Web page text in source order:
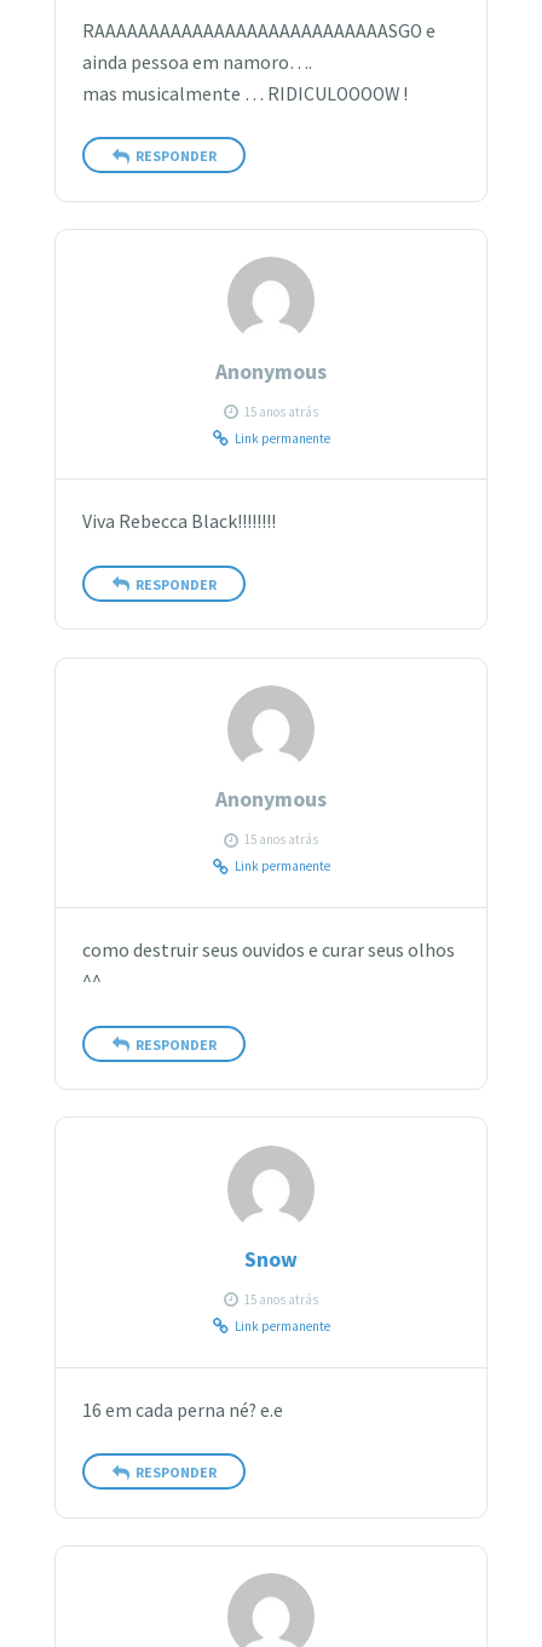
RAAAAAAAAAAAAAAAAAAAAAAAAAAASGO e
ainda pessoa em namoro….
mas musicalmente … RIDICULOOOOW !
RESPONDER
Anonymous
15 anos atrás
Link permanente
Viva Rebecca Black!!!!!!!!
RESPONDER
Anonymous
15 anos atrás
Link permanente
como destruir seus ouvidos e curar seus olhos
^^
RESPONDER
Snow
15 anos atrás
Link permanente
16 em cada perna né? e.e
RESPONDER